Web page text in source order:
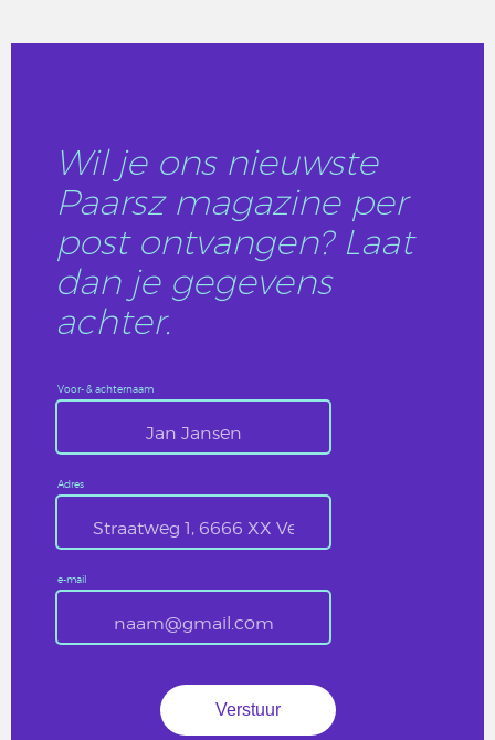
Wil je ons nieuwste
Paarsz magazine per
post ontvangen? Laat
dan je gegevens
achter.
Voor- & achternaam
Adres
e-mail